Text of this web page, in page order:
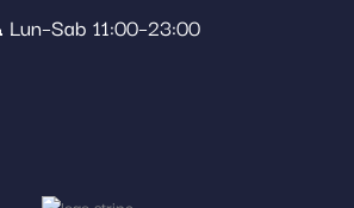
11:00–23:00